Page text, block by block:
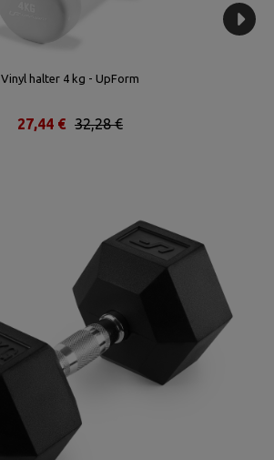
Vinyl halter 4 kg - UpForm
32,28 €
27,44 €